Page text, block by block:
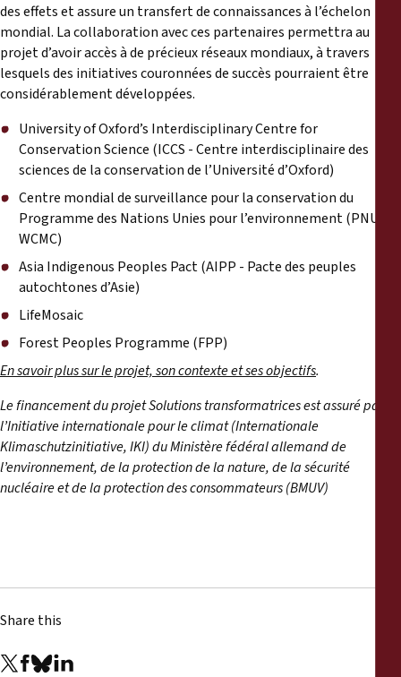
des effets et assure un transfert de connaissances à l’échelon
mondial. La collaboration avec ces partenaires permettra au
projet d’avoir accès à de précieux réseaux mondiaux, à travers
lesquels des initiatives couronnées de succès pourraient être
considérablement développées.
University of Oxford’s Interdisciplinary Centre for
Conservation Science (ICCS - Centre interdisciplinaire des
sciences de la conservation de l’Université d’Oxford)
Centre mondial de surveillance pour la conservation du
Programme des Nations Unies pour l’environnement(PNUE-
WCMC)
Asia Indigenous Peoples Pact(AIPP - Pacte des peuples
autochtones d’Asie)
LifeMosaic
Forest Peoples Programme (FPP)
En savoir plus sur le projet, son contexte et ses objectifs.
Le financement du projet Solutions transformatrices est assuré par
l’Initiative internationale pour le climat (Internationale
Klimaschutzinitiative, IKI) du Ministère fédéral allemand de
l’environnement, de la protection de la nature, de la sécurité
nucléaire et de la protection des consommateurs (BMUV)
Share this